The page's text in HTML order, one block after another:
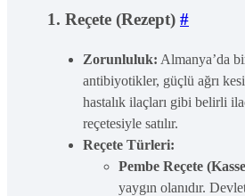
1. Reçete (Rezept) #
Zorunluluk: Almanya’da
antibiyotikler, güçlü ağrı
hastalık ilaçları gibi belirli
reçetesiyle satılır.
Reçete Türleri:
Pembe Reçete
yaygın olanıdır.